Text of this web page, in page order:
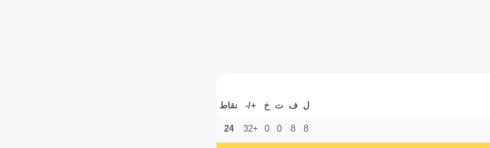
ل ف ت خ +/- نقاط
8
8
0
0
+32
24